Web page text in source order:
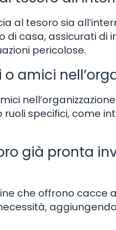
al tesoro sia
di casa, assicurati di
pericolose.
amici
specifici, come
già pronta
che offrono cacce